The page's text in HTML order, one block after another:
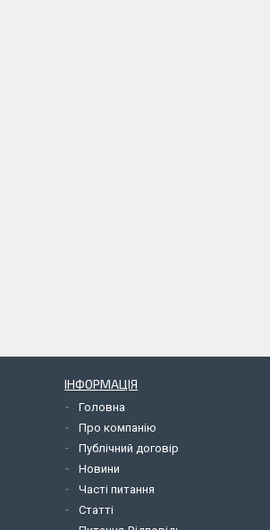
ІНФОРМАЦІЯ
Головна
Про компанію
Публічний договір
Новини
Часті питання
Статті